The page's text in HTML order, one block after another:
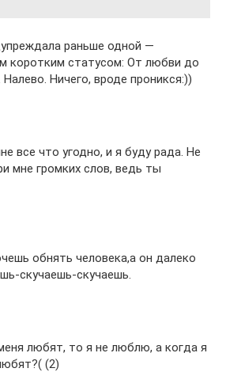
раньше одной —
коротким статусом: От любви до
Ничего, вроде проникся:))
все что угодно, и я буду рада. Не
мне громких слов, ведь ты
обнять человека,а он далеко
скучаешь-скучаешь.
любят, то я не люблю, а когда я
(2)